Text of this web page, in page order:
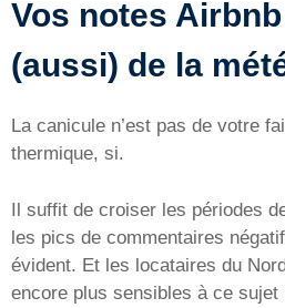
Vos notes
(aussi) de la
La canicule n’est pas de votre
thermique, si.
Il suffit de croiser les périodes
les pics de commentaires
évident. Et les locataires du
encore plus sensibles à ce sujet